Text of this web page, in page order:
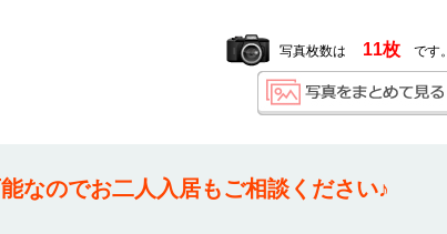
写真枚数は 11枚です。
なのでお二人入居もご相談ください♪